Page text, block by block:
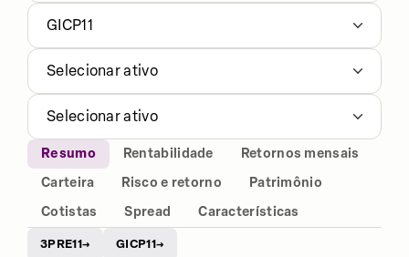
GICP11
Selecionar ativo
Selecionar ativo
Resumo Rentabilidade
Retornos mensais
Carteira
Risco e retorno
Patrimônio
Cotistas
Spread Características
3PRE11→ GICP11→